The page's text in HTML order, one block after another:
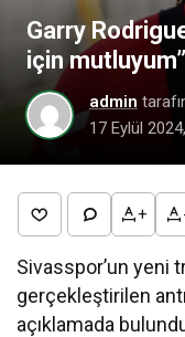
Garry
için mutluyum”
admin
17 Eylül
+
Sivasspor’un yeni
gerçekleştirilen
açıklamada